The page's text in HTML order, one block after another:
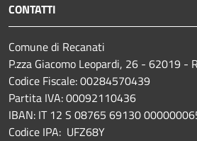
CONTATTI
Comune di Recanati
P.zza Giacomo Leopardi, 26 - 62019 -
Codice Fiscale: 00284570439
Partita IVA: 00092110436
IBAN: IT 12 S 08765 69130
Codice IPA: UFZ68Y